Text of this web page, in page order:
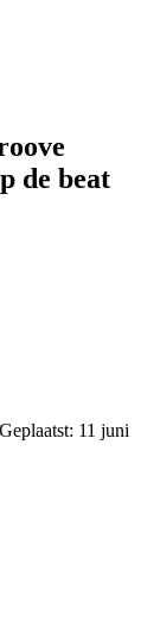
de beat
Geplaatst: 11 juni